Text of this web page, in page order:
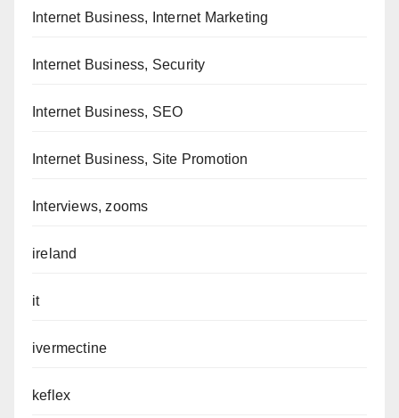
Internet Business, Internet Marketing
Internet Business, Security
Internet Business, SEO
Internet Business, Site Promotion
Interviews, zooms
ireland
it
ivermectine
keflex